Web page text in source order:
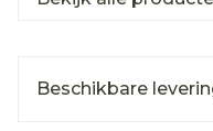
Beschikbare